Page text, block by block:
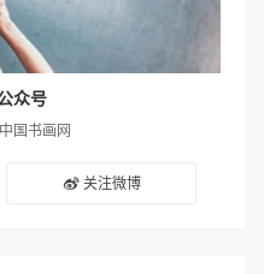
众号
国书画网
关注微博